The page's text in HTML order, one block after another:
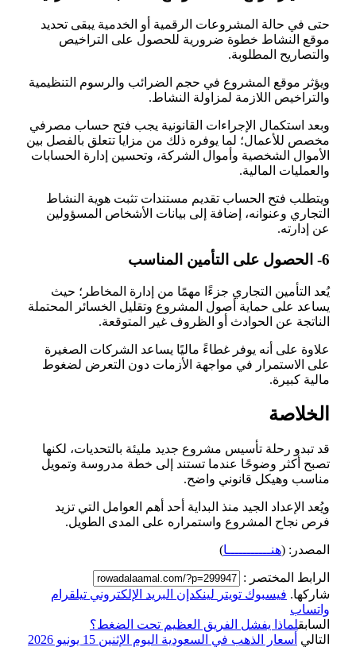
حتى في حالة المشروعات الرقمية أو الخدمية يبقى تحديد
موقع النشاط خطوة ضرورية للحصول على التراخيص
والتصاريح المطلوبة.
ويؤثر موقع المشروع في حجم الضرائب والرسوم التنظيمية
والتراخيص اللازمة لمزاولة النشاط.
وبعد استكمال الإجراءات القانونية يجب فتح حساب مصرفي
مخصص للأعمال؛ لما يوفره ذلك من مزايا تتعلق بالفصل بين
الأموال الشخصية وأموال الشركة، وتحسين إدارة الحسابات
والعمليات المالية.
ويتطلب فتح الحساب تقديم مستندات تثبت هوية النشاط
التجاري وعنوانه، إضافة إلى بيانات الأشخاص المسؤولين
عن إدارته.
6- الحصول على التأمين المناسب
يُعد التأمين التجاري جزءًا مهمًا من إدارة المخاطر؛ حيث
يساعد على حماية أصول المشروع وتقليل الخسائر المحتملة
الناتجة عن الحوادث أو الظروف غير المتوقعة.
علاوة على أنه يوفر غطاءً ماليًا يساعد الشركات الصغيرة
على الاستمرار في مواجهة الأزمات دون التعرض لضغوط
مالية كبيرة.
الخلاصة
قد تبدو رحلة تأسيس مشروع جديد مليئة بالتحديات، لكنها
تصبح أكثر وضوحًا عندما تستند إلى خطة مدروسة وتمويل
مناسب وهيكل قانوني واضح.
ويُعد الإعداد الجيد منذ البداية أحد أهم العوامل التي تزيد
فرص نجاح المشروع واستمراره على المدى الطويل.
المصدر: (هنـــــــــــا)
الرابط المختصر :
شاركها. فيسبوك تويتر لينكدإن البريد الإلكتروني تيلقرام
واتساب
السابقلماذا يفشل الفريق العظيم تحت الضغط؟
التالي أسعار الذهب في السعودية اليوم الإثنين 15 يونيو 2026